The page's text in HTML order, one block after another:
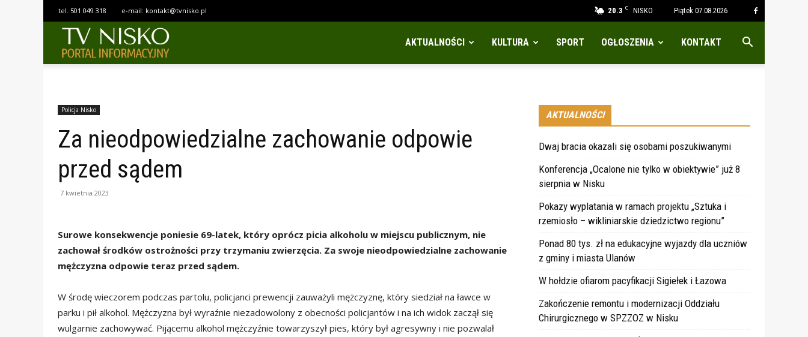
20.3 C NISKO Piątek 07.08.2026
tel. 501 049 318 e-mail: kontakt@tvnisko.pl
AKTUALNOŚCI KULTURA SPORT OGŁOSZENIA KONTAKT
Policja Nisko
Za nieodpowiedzialne zachowanie odpowie
przed sądem
7 kwietnia 2023
Surowe konsekwencje poniesie 69-latek, który oprócz picia alkoholu w miejscu publicznym, nie
zachował środków ostrożności przy trzymaniu zwierzęcia. Za swoje nieodpowiedzialne zachowanie
mężczyzna odpowie teraz przed sądem.
W środę wieczorem podczas partolu, policjanci prewencji zauważyli mężczyznę, który siedział na ławce w
parku i pił alkohol. Mężczyzna był wyraźnie niezadowolony z obecności policjantów i na ich widok zaczął się
wulgarnie zachowywać. Pijącemu alkohol mężczyźnie towarzyszył pies, który był agresywny i nie pozwalał
AKTUALNOŚCI
Dwaj bracia okazali się osobami poszukiwanymi
Konferencja „Ocalone nie tylko w obiektywie” już 8
sierpnia w Nisku
Pokazy wyplatania w ramach projektu „Sztuka i
rzemiosło – wikliniarskie dziedzictwo regionu”
Ponad 80 tys. zł na edukacyjne wyjazdy dla uczniów
z gminy i miasta Ulanów
W hołdzie ofiarom pacyfikacji Sigiełek i Łazowa
Zakończenie remontu i modernizacji Oddziału
Chirurgicznego w SPZZOZ w Nisku